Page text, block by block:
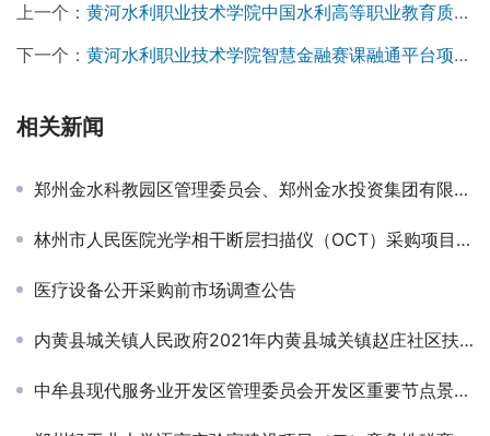
上一个： 黄河水利职业技术学院中国水利高等职业教育质量年度报告项目竞争性磋商公告￼
下一个： 黄河水利职业技术学院智慧金融赛课融通平台项目单一来源采购公告
相关新闻
郑州金水科教园区管理委员会、郑州金水投资集团有限公司机关食堂餐饮服务项目-招标公告
林州市人民医院光学相干断层扫描仪（OCT）采购项目招标公告
医疗设备公开采购前市场调查公告
内黄县城关镇人民政府2021年内黄县城关镇赵庄社区扶持壮大村集体经济冷库联建项目（赵庄社区、小寨村、卞庄村、西仗保村）二标段项目竞争性谈判公告￼
中牟县现代服务业开发区管理委员会开发区重要节点景观提升工程设计项目招标公告￼